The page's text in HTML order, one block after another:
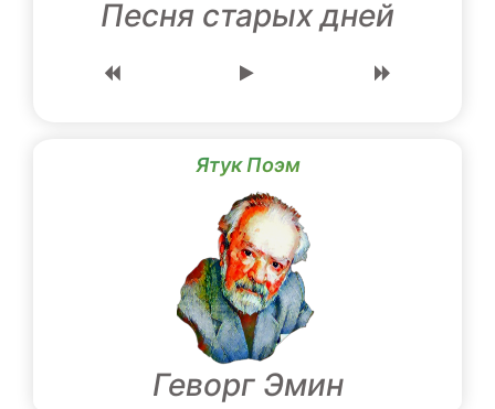
Песня старых дней
Ятук Поэм
Геворг Эмин